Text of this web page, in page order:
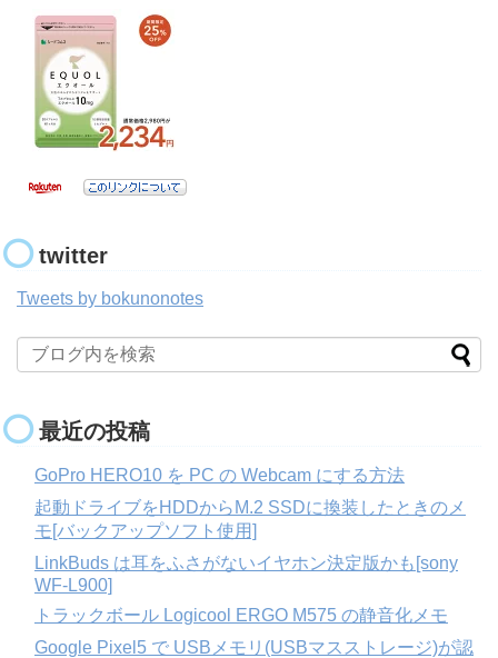
twitter
Tweets by bokunonotes
最近の投稿
GoPro HERO10 を PC の Webcam にする方法
起動ドライブをHDDからM.2 SSDに換装したときのメ
モ[バックアップソフト使用]
LinkBuds は耳をふさがないイヤホン決定版かも[sony
WF-L900]
トラックボール Logicool ERGO M575 の静音化メモ
Google Pixel5 で USBメモリ(USBマスストレージ)が認